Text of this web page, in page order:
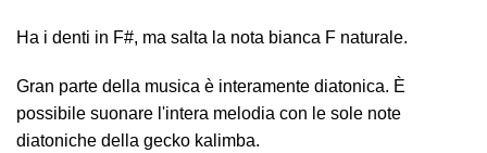
Ha i denti in F#, ma salta la nota bianca F naturale.
Gran parte della musica è interamente diatonica. È
possibile suonare l'intera melodia con le sole note
diatoniche della gecko kalimba.